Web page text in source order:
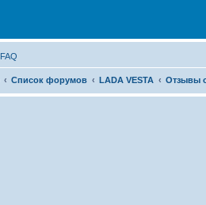
FAQ
Список форумов LADA VESTA Отзывы